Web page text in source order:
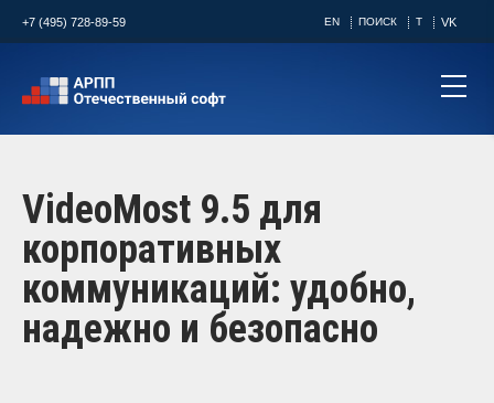
+7 (495) 728-89-59 EN ПОИСК T VK
VideoMost 9.5 для
корпоративных
коммуникаций: удобно,
надежно и безопасно